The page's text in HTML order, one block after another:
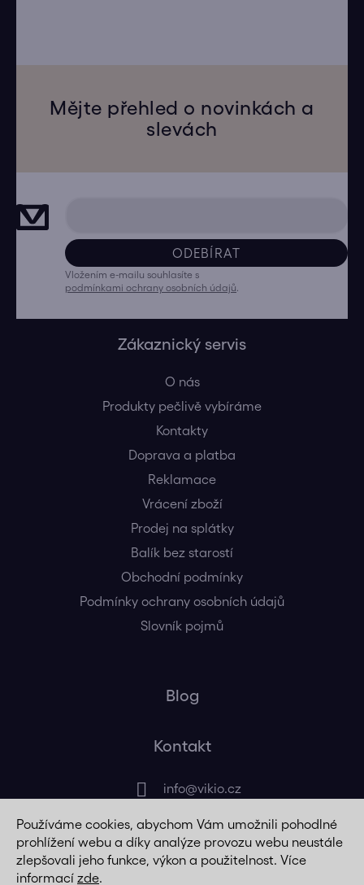
Používáme cookies, abychom Vám umožnili pohodlné
prohlížení webu a díky analýze provozu webu neustále
zlepšovali jeho funkce, výkon a použitelnost. Více
informací zde.
Mějte přehled o novinkách a
slevách
ODEBÍRAT
Vložením e-mailu souhlasíte s
podmínkami ochrany osobních údajů
Zákaznický servis
O nás
Produkty pečlivě vybíráme
Kontakty
Doprava a platba
Reklamace
Vrácení zboží
Prodej na splátky
Balík bez starostí
Obchodní podmínky
Podmínky ochrany osobních údajů
Slovník pojmů
Blog
Kontakt
info@vikio.cz
+420 725 320 508